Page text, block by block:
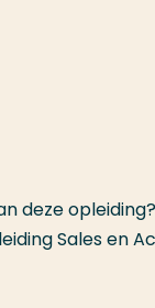
deze
Sales en